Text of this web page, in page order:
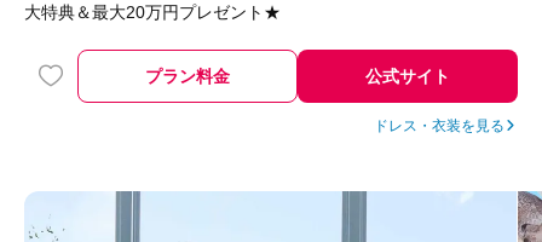
大特典＆最大20万円プレゼント★
プラン料金 公式サイト
ドレス・衣装を見る